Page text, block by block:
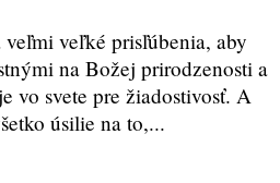
veľké prisľúbenia, aby
na Božej prirodzenosti a
vo svete pre žiadostivosť. A
úsilie na to,...